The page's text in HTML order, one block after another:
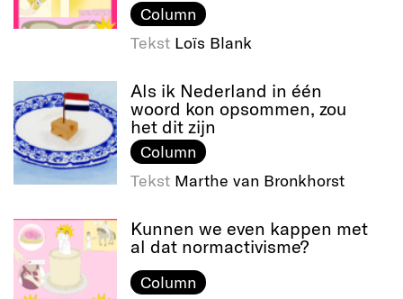
Column
Tekst Loïs Blank
Als ik Nederland in één
woord kon opsommen, zou
het dit zijn
Column
Tekst Marthe van Bronkhorst
Kunnen we even kappen met
al dat normactivisme?
Column